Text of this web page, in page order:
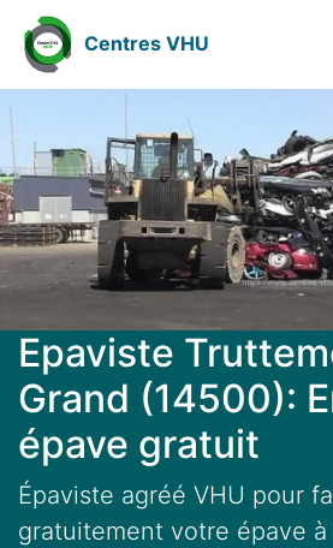
Centres VHU
Epaviste
Grand (14500):
épave gratuit
Épaviste agréé VHU pour
gratuitement votre épave